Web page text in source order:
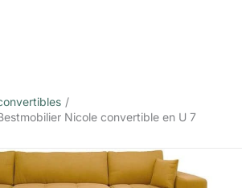
Nicole convertible en U 7